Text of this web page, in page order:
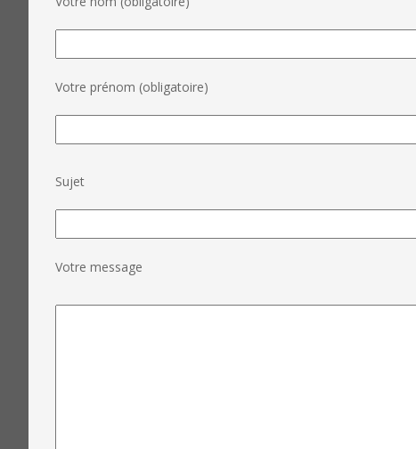
Votre prénom (obligatoire)
Sujet
Votre message